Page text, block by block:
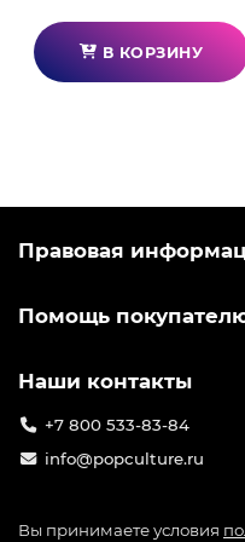
В КОРЗИНУ
Правовая
Помощь
Наши контакты
+7 800 533-83-84
info@popculture.ru
Вы принимаете условия